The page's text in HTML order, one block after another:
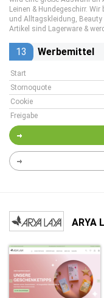
Leinen & Hundegeschirr.
und Alltagskleidung, Beauty
Artikel sind Lagerware &
13 Werbemittel
Start
Stornoquote
Cookie
Freigabe
ARYA